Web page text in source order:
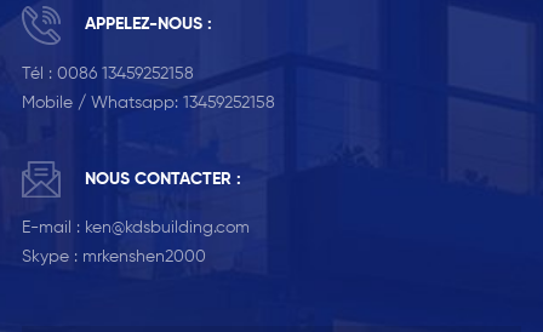
APPELEZ-NOUS :
Tél : 0086 13459252158
Mobile / Whatsapp: 13459252158
NOUS CONTACTER :
E-mail : ken@kdsbuilding.com
Skype : mrkenshen2000